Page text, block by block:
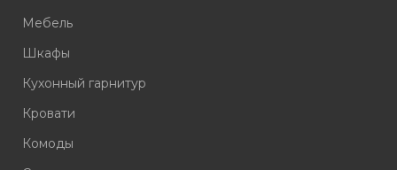
Мебель
Шкафы
Кухонный гарнитур
Кровати
Комоды